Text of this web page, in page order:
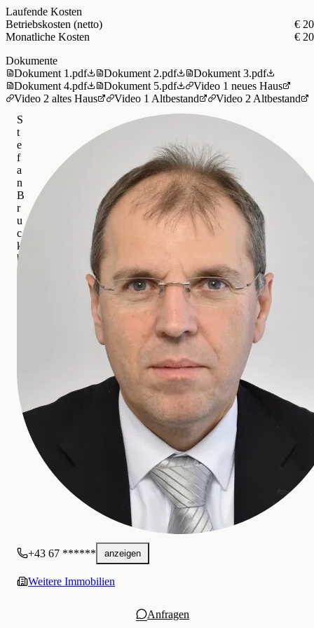
70m² alter Keller
75m² alte Lagerräume
50m² Werkstatt
Dieses Angebot bietet Ihnen folgende Vorteile:
* ruhige Lage
* Arbeiten und Wohnen möglich
* gute Raumlogistik
* Carport
* Außenrollladen im neuen Haus (elektrisch)
* Klimaanlage im neuen Haus
* PV Anlage auf beiden Häusern
* Dachboden vorbereitet
* großer Garten
* Kindergärten 2
* Volksschule
* NMS neue Mittelschule
* Apotheke
* Ärzte 2
* Zahnarzt
* Damenmodegeschäft
* Leberkäsmanufaktur
* div. Handwerksbetriebe
(ehem. Fabrik):
* Billa
* Hofer
* Eurospar
* diverse Bekleidungs- Discounter
* diverse andere Geschäfte
* Bahnhof Eisenstadt in 6 km
* Bahnhof Wulkaprodersdorf in 6 km
* Bahnhof Neusiedl
* 10 km nach Rust Neusiedler See
* 30 Min nach Wien (SCS)
* 30 Min nach Wr. Neustadt
* B16, B50, B52, B53, B59, A3, S31 in der Nähe
* uvm.
Laufende Kosten
Betriebskosten (netto)
€
Monatliche Kosten
€
Dokumente
Dokument 1.pdf
Dokument 2.pdf
Dokument 3.pdf
Dokument 4.pdf
Dokument 5.pdf
Video 1 neues Haus
Video 2 altes Haus
Video 1 Altbestand
Video 2 Altbestand
S
t
e
f
a
n
B
r
u
c
k
b
ö
+43 67 ****** anzeigen
Weitere Immobilien
Anfragen